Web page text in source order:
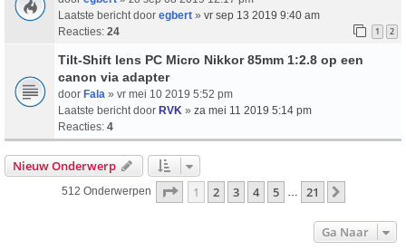
Laatste bericht door egbert » vr sep 13 2019 9:40 am
Reacties: 24 1 2
Tilt-Shift lens PC Micro Nikkor 85mm 1:2.8 op een
canon via adapter
door Fala » vr mei 10 2019 5:52 pm
Laatste bericht door RVK » za mei 11 2019 5:14 pm
Reacties: 4
Nieuw Onderwerp
512 Onderwerpen Pagina Van21
1 2 3 4 5 21
Ga Naar